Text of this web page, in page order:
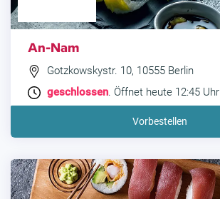
An-Nam
Gotzkowskystr. 10, 10555 Berlin
geschlossen. Öffnet heute 12:45 Uhr
Vorbestellen